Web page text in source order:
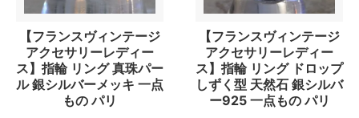
【フランスヴィンテージ
アクセサリーレディー
ス】指輪 リング 真珠パー
ル 銀シルバーメッキ 一点
もの パリ
【フランスヴィンテージ
アクセサリーレディー
ス】指輪 リング ドロップ
しずく型 天然石 銀シルバ
ー925 一点もの パリ